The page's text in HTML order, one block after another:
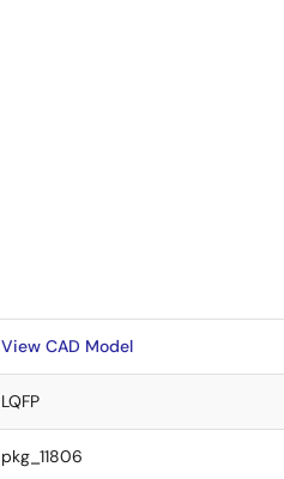
View CAD Model
LQFP
pkg_11806